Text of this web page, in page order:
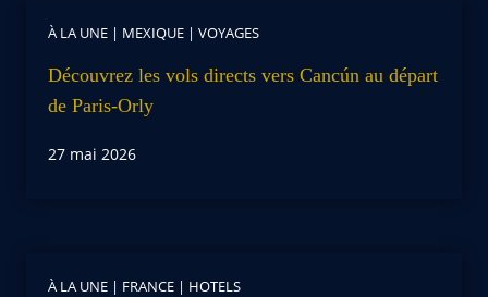
À LA UNE | MEXIQUE | VOYAGES
Découvrez les vols directs vers Cancún au départ
de Paris-Orly
27 mai 2026
À LA UNE | FRANCE | HOTELS